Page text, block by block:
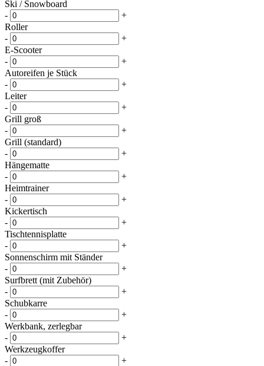
Ski / Snowboard
-
+
Roller
-
+
E-Scooter
-
+
Autoreifen je Stück
-
+
Leiter
-
+
Grill groß
-
+
Grill (standard)
-
+
Hängematte
-
+
Heimtrainer
-
+
Kickertisch
-
+
Tischtennisplatte
-
+
Sonnenschirm mit Ständer
-
+
Surfbrett (mit Zubehör)
-
+
Schubkarre
-
+
Werkbank, zerlegbar
-
+
Werkzeugkoffer
-
+